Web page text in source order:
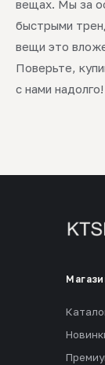
вещах. Мы за
быстрыми
вещи это
Поверьте,
с нами надолго!